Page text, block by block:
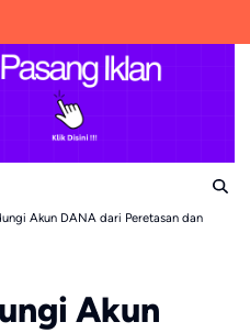
Akun DANA dari Peretasan dan
Akun